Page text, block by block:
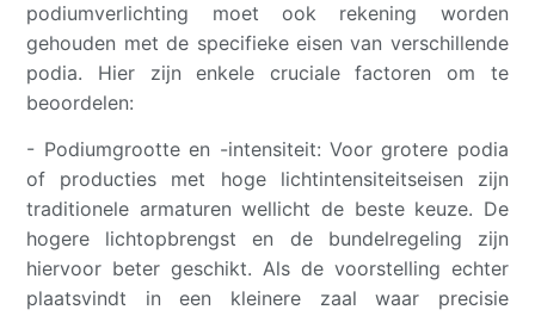
podiumverlichting moet ook rekening worden
gehouden met de specifieke eisen van verschillende
podia. Hier zijn enkele cruciale factoren om te
beoordelen:
- Podiumgrootte en -intensiteit: Voor grotere podia
of producties met hoge lichtintensiteitseisen zijn
traditionele armaturen wellicht de beste keuze. De
hogere lichtopbrengst en de bundelregeling zijn
hiervoor beter geschikt. Als de voorstelling echter
plaatsvindt in een kleinere zaal waar precisie